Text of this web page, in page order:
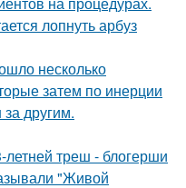
лопнуть арбуз
несколько
затем по инерции
за другим.
треш - блогерши
"Живой